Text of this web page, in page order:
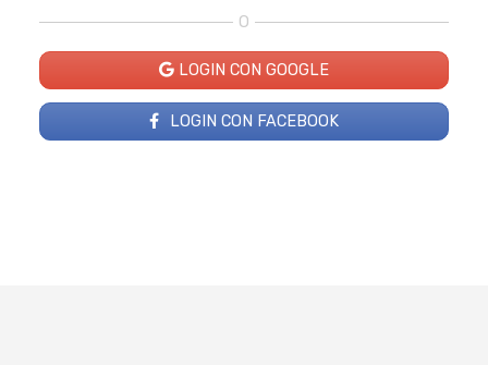
O
LOGIN CON GOOGLE
LOGIN CON FACEBOOK